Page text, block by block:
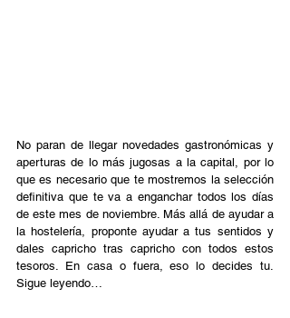
No paran de llegar novedades gastronómicas y
aperturas de lo más jugosas a la capital, por lo
que es necesario que te mostremos la selección
definitiva que te va a enganchar todos los días
de este mes de noviembre. Más allá de ayudar a
la hostelería, proponte ayudar a tus sentidos y
dales capricho tras capricho con todos estos
tesoros. En casa o fuera, eso lo decides tu.
Sigue leyendo…